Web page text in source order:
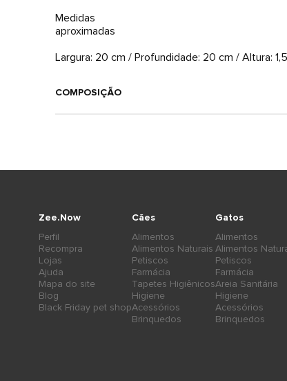
Medidas
aproximadas
Largura: 20 cm / Profundidade: 20 cm / Altura:
COMPOSIÇÃO
Cães
Alimentos
Alimentos Naturais
Petiscos
Farmácia
Tapetes Higiênicos
Higiene
Acessórios
Brinquedos
Gatos
Alimentos
Alimentos
Petiscos
Farmácia
Areia Sanitária
Higiene
Acessórios
Brinquedos
Zee.Now
Perfil
Recompra
Lojas
Ajuda
Mapa do site
Blog
Black Friday pet shop